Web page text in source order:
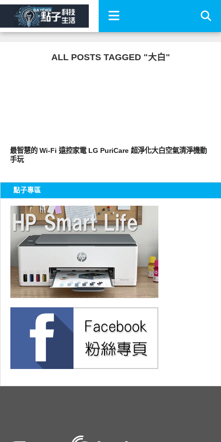
ALL POSTS TAGGED "大白"
最智慧的 Wi-Fi 遠控家電 LG PuriCare 超淨化大白空氣清淨機動
手玩
點子專區